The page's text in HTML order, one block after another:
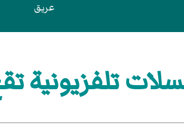
عريق
تلفزيونية تقع